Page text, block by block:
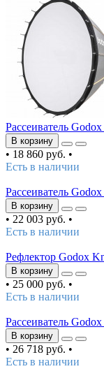
Рассеиватель
В корзину
• 18 860 руб. •
Есть в наличии
Рассеиватель
В корзину
• 22 003 руб. •
Есть в наличии
Рефлектор Godox
В корзину
• 25 000 руб. •
Есть в наличии
Рассеиватель
В корзину
• 26 718 руб. •
Есть в наличии